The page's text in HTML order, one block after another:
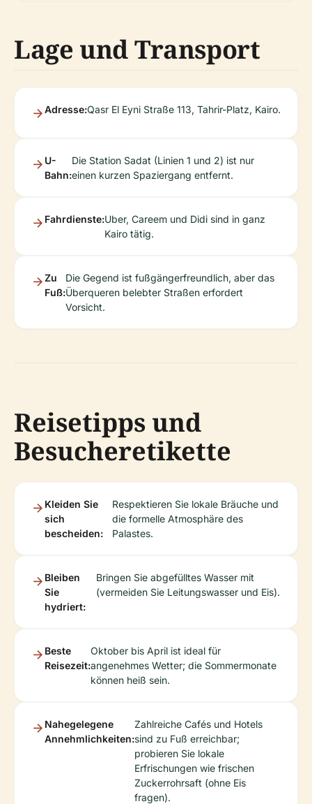
Lage und Transport
Adresse:Qasr El Eyni Straße 113, Tahrir-Platz, Kairo.
U-
Bahn:
Die Station Sadat (Linien 1 und 2) ist nur
einen kurzen Spaziergang entfernt.
Fahrdienste:Uber, Careem und Didi sind in ganz
Kairo tätig.
Zu
Fuß:
Die Gegend ist fußgängerfreundlich, aber das
Überqueren belebter Straßen erfordert
Vorsicht.
Reisetipps und
Besucheretikette
Kleiden Sie
sich
bescheiden:
Respektieren Sie lokale Bräuche und
die formelle Atmosphäre des
Palastes.
Bleiben
Sie
hydriert:
Bringen Sie abgefülltes Wasser mit
(vermeiden Sie Leitungswasser und Eis).
Beste
Reisezeit:
Oktober bis April ist ideal für
angenehmes Wetter; die Sommermonate
können heiß sein.
Nahegelegene
Annehmlichkeiten:
Zahlreiche Cafés und Hotels
sind zu Fuß erreichbar;
probieren Sie lokale
Erfrischungen wie frischen
Zuckerrohrsaft (ohne Eis
fragen).